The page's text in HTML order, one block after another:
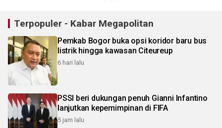
Terpopuler - Kabar Megapolitan
Pemkab Bogor buka opsi koridor baru bus
listrik hingga kawasan Citeureup
6 hari lalu
PSSI beri dukungan penuh Gianni Infantino
lanjutkan kepemimpinan di FIFA
5 jam lalu